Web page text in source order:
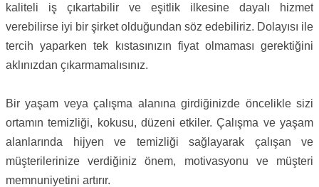
kaliteli iş çıkartabilir ve eşitlik ilkesine dayalı hizmet
verebilirse iyi bir şirket olduğundan söz edebiliriz. Dolayısı ile
tercih yaparken tek kıstasınızın fiyat olmaması gerektiğini
aklınızdan çıkarmamalısınız.
Bir yaşam veya çalışma alanına girdiğinizde öncelikle sizi
ortamın temizliği, kokusu, düzeni etkiler. Çalışma ve yaşam
alanlarında hijyen ve temizliği sağlayarak çalışan ve
müşterilerinize verdiğiniz önem, motivasyonu ve müşteri
memnuniyetini artırır.